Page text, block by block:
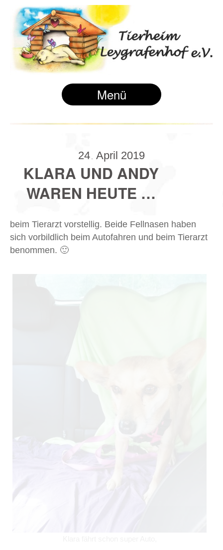
Menü
24 April 2019
KLARA UND ANDY
WAREN HEUTE …
beim Tierarzt vorstellig. Beide Fellnasen haben
sich vorbildlich beim Autofahren und beim Tierarzt
benommen. 🙂